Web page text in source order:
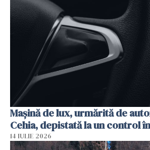
Mașină de lux, urmărită de
Cehia, depistată la un control
14 IULIE 2026